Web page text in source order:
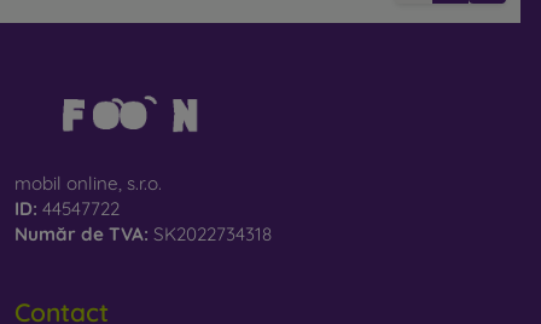
mobil online, s.r.o.
ID: 44547722
Număr de TVA: SK2022734318
Contact